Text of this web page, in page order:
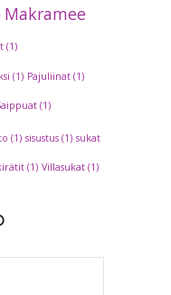
Makramee
(1)
(1) Pajuliinat (1)
(1)
(1) sisustus (1) sukat
(1) Villasukat (1)